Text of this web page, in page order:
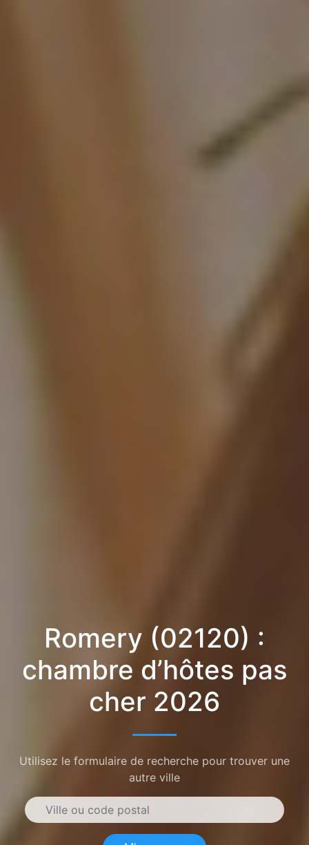
Romery (02120) :
chambre d’hôtes pas
cher 2026
Utilisez le formulaire de recherche pour trouver une
autre ville